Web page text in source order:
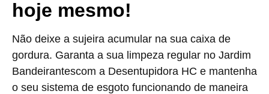
hoje mesmo!
Não deixe a sujeira acumular na sua caixa de
gordura. Garanta a sua limpeza regular no Jardim
Bandeirantescom a Desentupidora HC e mantenha
o seu sistema de esgoto funcionando de maneira